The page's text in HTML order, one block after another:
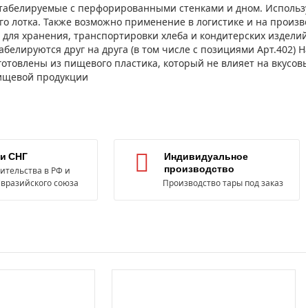
с перфорированными стенками и дном.
лотка. Также возможно применение в логистике и на
хранения, транспортировки хлеба и кондитерских
друг на друга (в том числе с позициями Арт.402)
из пищевого пластика, который не влияет на
продукции
СНГ
в РФ и
союза
Индивидуальное
производство
Производство тары под заказ